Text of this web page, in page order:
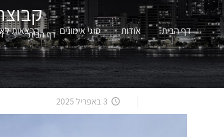
דף הבית אודות סוגי אימונים הרצאותדף הבית
3 באפריל 2025